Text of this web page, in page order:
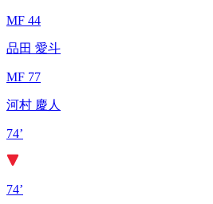
MF 44
品田 愛斗
MF 77
河村 慶人
74’
74’